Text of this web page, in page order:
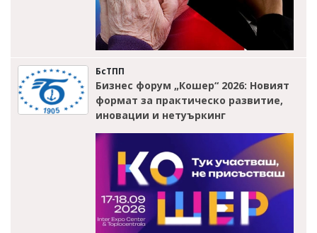
БсТПП
Бизнес форум „Кошер“ 2026: Новият
формат за практическо развитие,
иновации и нетуъркинг